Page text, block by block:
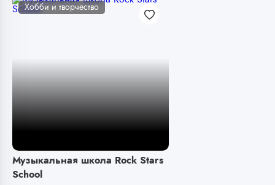
Хобби и творчество
Музыкальная школа Rock Stars
School